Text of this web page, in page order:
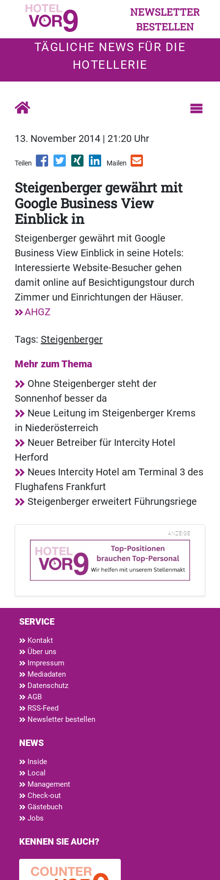
NEWSLETTER
BESTELLEN
TÄGLICHE NEWS FÜR DIE
HOTELLERIE
13. November 2014 | 21:20 Uhr
Teilen Mailen
Steigenberger gewährt mit
Google Business View
Einblick in
Steigenberger gewährt mit Google
Business View Einblick in seine Hotels:
Interessierte Website-Besucher gehen
damit online auf Besichtigungstour durch
Zimmer und Einrichtungen der Häuser.
AHGZ
Tags: Steigenberger
Mehr zum Thema
Ohne Steigenberger steht der
Sonnenhof besser da
Neue Leitung im Steigenberger Krems
in Niederösterreich
Neuer Betreiber für Intercity Hotel
Herford
Neues Intercity Hotel am Terminal 3 des
Flughafens Frankfurt
Steigenberger erweitert Führungsriege
ANZEIGE
SERVICE
Kontakt
Über uns
Impressum
Mediadaten
Datenschutz
AGB
RSS-Feed
Newsletter bestellen
NEWS
Inside
Local
Management
Check-out
Gästebuch
Jobs
KENNEN SIE AUCH?